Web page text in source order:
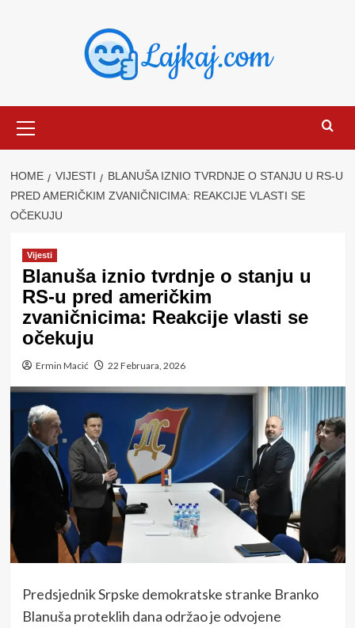
Menu
HOME VIJESTI
BLANUŠA IZNIO TVRDNJE O STANJU U RS-U
PRED AMERIČKIM ZVANIČNICIMA: REAKCIJE VLASTI SE
OČEKUJU
Vijesti
Blanuša iznio tvrdnje o stanju u
RS-u pred američkim
zvaničnicima: Reakcije vlasti se
očekuju
Ermin Macić 22 Februara, 2026
Predsjednik Srpske demokratske stranke Branko
Blanuša proteklih dana održao je odvojene